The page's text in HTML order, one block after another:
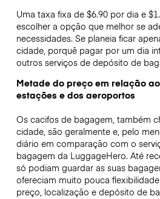
Uma taxa fixa de $6.90 por dia e
escolher a opção que melhor se
necessidades. Se planeia ficar
cidade, porquê pagar por um dia
outros serviços de depósito de
Metade do preço em relação
estações e dos aeroportos
Os cacifos de bagagem, também
cidade, são geralmente e, pelo
diário em comparação com o
bagagem da LuggageHero. Até
só podiam guardar as suas
ofereciam muito pouca
preço, localização e depósito de